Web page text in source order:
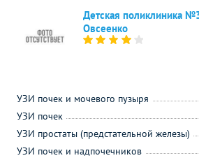
Детская поликлиника
Овсеенко
УЗИ почек и мочевого пузыря
УЗИ почек
УЗИ простаты (предстательной железы)
УЗИ почек и надпочечников